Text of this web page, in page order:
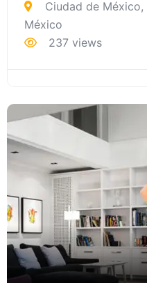
Ciudad de México,
México
237 views